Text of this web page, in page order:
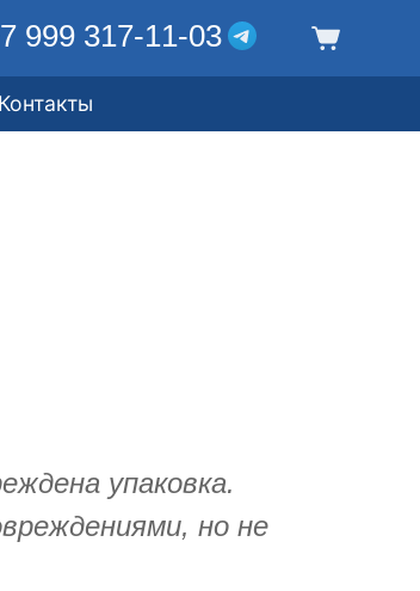
999 317-11-03
Контакты
упаковка.
но не